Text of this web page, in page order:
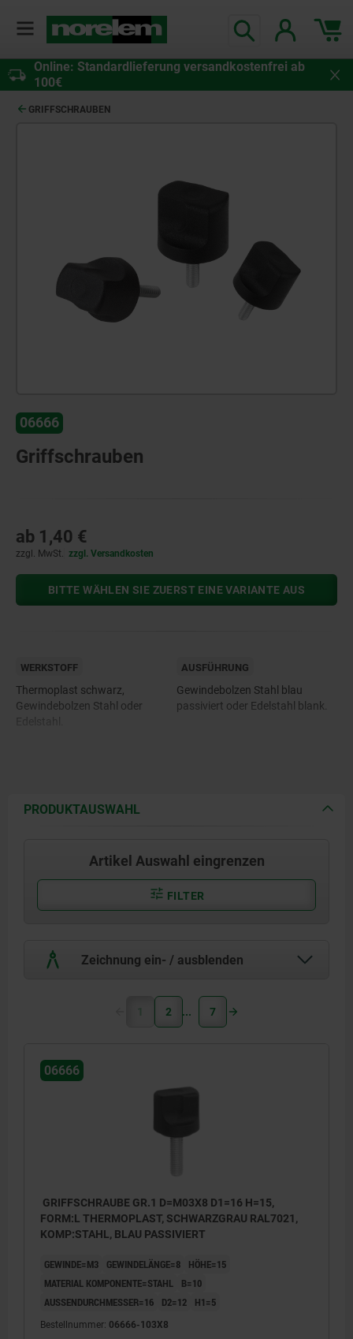
Online: Standardlieferung versandkostenfrei ab
100€
GRIFFSCHRAUBEN
06666
Griffschrauben
ab 1,40 €
zzgl. MwSt. zzgl. Versandkosten
BITTE WÄHLEN SIE ZUERST EINE VARIANTE AUS
WERKSTOFF
Thermoplast schwarz,
Gewindebolzen Stahl oder
AUSFÜHRUNG
Gewindebolzen Stahl blau
passiviert oder Edelstahl blank.
PRODUKTAUSWAHL
Artikel Auswahl eingrenzen
FILTER
Zeichnung ein- / ausblenden
1 2 7
06666
GRIFFSCHRAUBE GR.1 D=M03X8 D1=16 H=15,
FORM:L THERMOPLAST, SCHWARZGRAU RAL7021,
KOMP:STAHL, BLAU PASSIVIERT
GEWINDE=M3 GEWINDELÄNGE=8
HÖHE=15
MATERIAL KOMPONENTE=STAHL
B=10
AUSSENDURCHMESSER=16
D2=12 H1=5
Bestellnummer: 06666-103X8